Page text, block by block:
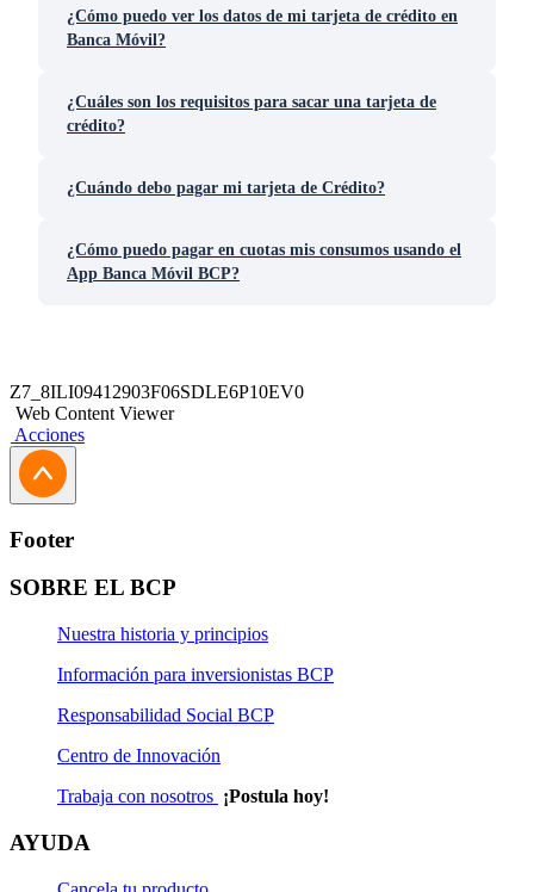
¿Cómo puedo ver los datos de mi tarjeta de crédito en
Banca Móvil?
¿Cuáles son los requisitos para sacar una tarjeta de
crédito?
¿Cuándo debo pagar mi tarjeta de Crédito?
¿Cómo puedo pagar en cuotas mis consumos usando el
App Banca Móvil BCP?
Z7_8ILI09412903F06SDLE6P10EV0
Web Content Viewer
Acciones
Footer
SOBRE EL BCP
Nuestra historia y principios
Información para inversionistas BCP
Responsabilidad Social BCP
Centro de Innovación
Trabaja con nosotros ¡Postula hoy!
AYUDA